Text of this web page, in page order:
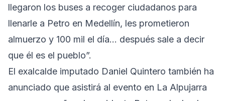
llegaron los buses a recoger ciudadanos para
llenarle a Petro en Medellín, les prometieron
almuerzo y 100 mil el día… después sale a decir
que él es el pueblo”.
El exalcalde imputado Daniel Quintero también ha
anunciado que asistirá al evento en La Alpujarra